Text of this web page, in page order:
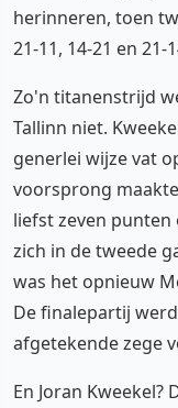
herinneren, toen
21-11, 14-21 en 21-
Zo'n titanenstrijd
Tallinn niet.
generlei wijze vat
voorsprong
liefst zeven
zich in de tweede
was het opnieuw
De finalepartij
afgetekende zege
En Joran Kweekel?